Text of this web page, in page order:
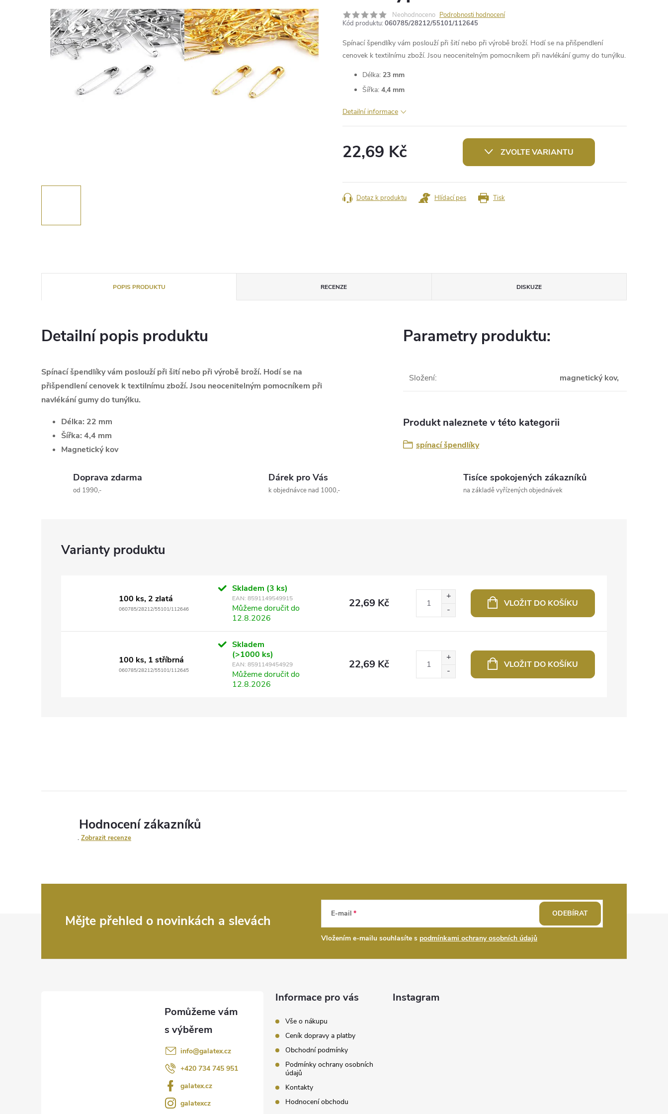
Neohodnoceno Podrobnosti hodnocení
Kód produktu: 060785/28212/55101/112645
Spínací špendlíky vám poslouží při šití nebo při výrobě broží. Hodí se na přišpendlení
cenovek k textilnímu zboží. Jsou neocenitelným pomocníkem při navlékání gumy do tunýlku.
Délka: 23 mm
Šířka: 4,4 mm
Detailní informace
22,69 Kč ZVOLTE VARIANTU
Tisk
Dotaz k produktu Hlídací pes
POPIS PRODUKTU RECENZE DISKUZE
Detailní popis produktu
Spínací špendlíky vám poslouží při šití nebo při výrobě broží. Hodí se na
přišpendlení cenovek k textilnímu zboží. Jsou neocenitelným pomocníkem při
navlékání gumy do tunýlku.
Délka: 22 mm
Šířka: 4,4 mm
Magnetický kov
Parametry produktu:
Složení: magnetický kov,
Produkt naleznete v této kategorii
spínací špendlíky
Doprava zdarma
od 1990,-
Dárek pro Vás
k objednávce nad 1000,-
Tisíce spokojených zákazníků
na základě vyřízených objednávek
100 ks, 2 zlatá
060785/28212/55101/112646
Skladem (3 ks)
EAN: 8591149549915
Můžeme doručit do
12.8.2026
22,69 Kč VLOŽIT DO KOŠÍKU
100 ks, 1 stříbrná
060785/28212/55101/112645
Skladem
(>1000 ks)
EAN: 8591149454929
Můžeme doručit do
12.8.2026
22,69 Kč VLOŽIT DO KOŠÍKU
Hodnocení zákazníků
Zobrazit recenze
Mějte přehled o novinkách a slevách E-mail
Vložením e-mailu souhlasíte s podmínkami ochrany osobních údajů
ODEBÍRAT
info@galatex.cz
+420 734 745 951
galatex.cz
galatexcz
Informace pro vás
Vše o nákupu
Ceník dopravy a platby
Obchodní podmínky
Podmínky ochrany osobních
údajů
Kontakty
Hodnocení obchodu
Instagram